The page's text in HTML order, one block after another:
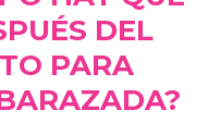
DEL
PARA